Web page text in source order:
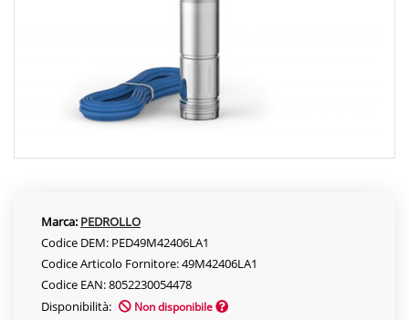
Marca: PEDROLLO
Codice DEM: PED49M42406LA1
Codice Articolo Fornitore: 49M42406LA1
Codice EAN: 8052230054478
Disponibilità:
Non disponibile